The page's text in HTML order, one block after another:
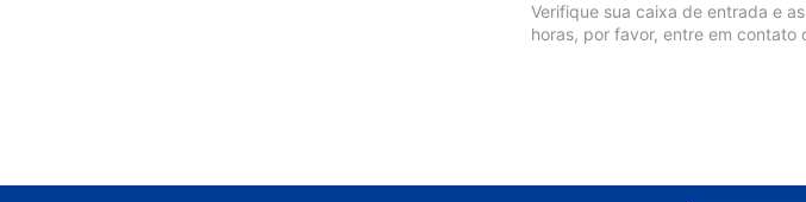
Verifique sua caixa de entrada e
horas, por favor, entre em contato